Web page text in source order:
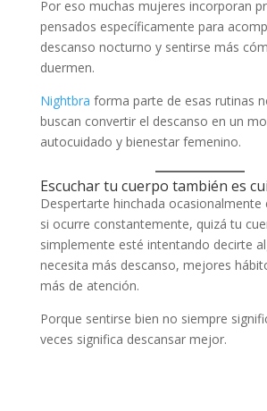
Por eso muchas mujeres incorporan
pensados específicamente para
descanso nocturno y sentirse más
duermen.
Nightbra forma parte de esas rutinas
buscan convertir el descanso en un
autocuidado y bienestar femenino.
Escuchar tu cuerpo también es
Despertarte hinchada ocasionalmente
si ocurre constantemente, quizá tu
simplemente esté intentando decirte
necesita más descanso, mejores
más de atención.
Porque sentirse bien no siempre
veces significa descansar mejor.